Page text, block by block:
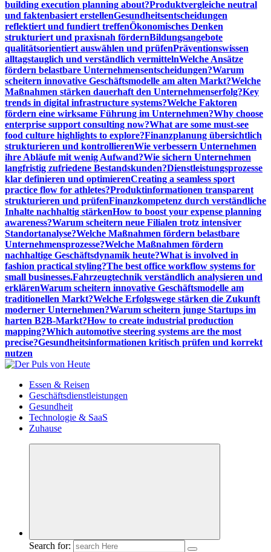
building execution planning about?Produktvergleiche neutral
und faktenbasiert erstellenGesundheitsentscheidungen
reflektiert und fundiert treffenÖkonomisches Denken
strukturiert und praxisnah fördernBildungsangebote
qualitätsorientiert auswählen und prüfenPräventionswissen
alltagstauglich und verständlich vermittelnWelche Ansätze
fördern belastbare Unternehmensentscheidungen?Warum
scheitern innovative Geschäftsmodelle am alten Markt?Welche
Maßnahmen stärken dauerhaft den Unternehmenserfolg?Key
trends in digital infrastructure systems?Welche Faktoren
fördern eine wirksame Führung im Unternehmen?Why choose
enterprise support consulting now?What are some must-see
food culture highlights to explore?Finanzplanung übersichtlich
strukturieren und kontrollierenWie verbessern Unternehmen
ihre Abläufe mit wenig Aufwand?Wie sichern Unternehmen
langfristig zufriedene Bestandskunden?Dienstleistungsprozesse
klar definieren und optimierenCreating a seamless sport
practice flow for athletes?Produktinformationen transparent
strukturieren und prüfenFinanzkompetenz durch verständliche
Inhalte nachhaltig stärkenHow to boost your expense planning
awareness?Warum scheitern neue Filialen trotz intensiver
Standortanalyse?Welche Maßnahmen fördern belastbare
Unternehmensprozesse?Welche Maßnahmen fördern
nachhaltige Geschäftsdynamik heute?What is involved in
fashion practical styling?The best office workflow systems for
small businesses.Fahrzeugtechnik verständlich analysieren und
erklärenWarum scheitern innovative Geschäftsmodelle am
traditionellen Markt?Welche Erfolgswege stärken die Zukunft
moderner Unternehmen?Warum scheitern junge Startups im
harten B2B-Markt?How to create industrial production
mapping?Which automotive steering systems are the most
precise?Gesundheitsinformationen kritisch prüfen und korrekt
nutzen
Meldungen die Resonanz finden
Essen & Reisen
Geschäftsdienstleistungen
Gesundheit
Technologie & SaaS
Zuhause
Search for: